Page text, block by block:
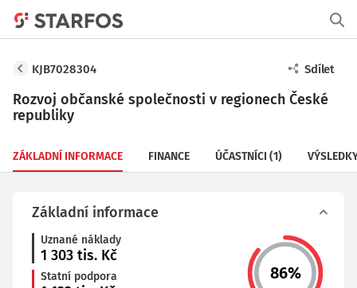
KJB7028304 Sdílet
Rozvoj občanské společnosti v regionech České
republiky
ZÁKLADNÍ INFORMACE FINANCE ÚČASTNÍCI (1)
Základní informace
Uznané náklady
1 303 tis. Kč
Statní podpora 86%